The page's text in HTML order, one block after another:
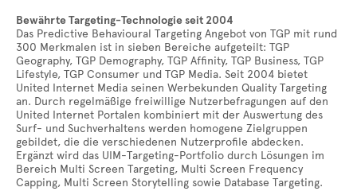
Bewährte Targeting-Technologie seit 2004
Das Predictive Behavioural Targeting Angebot von TGP mit rund
300 Merkmalen ist in sieben Bereiche aufgeteilt: TGP
Geography, TGP Demography, TGP Affinity, TGP Business, TGP
Lifestyle, TGP Consumer und TGP Media. Seit 2004 bietet
United Internet Media seinen Werbekunden Quality Targeting
an. Durch regelmäßige freiwillige Nutzerbefragungen auf den
United Internet Portalen kombiniert mit der Auswertung des
Surf- und Suchverhaltens werden homogene Zielgruppen
gebildet, die die verschiedenen Nutzerprofile abdecken.
Ergänzt wird das UIM-Targeting-Portfolio durch Lösungen im
Bereich Multi Screen Targeting, Multi Screen Frequency
Capping, Multi Screen Storytelling sowie Database Targeting.